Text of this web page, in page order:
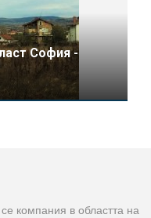
София -
компания в областта на